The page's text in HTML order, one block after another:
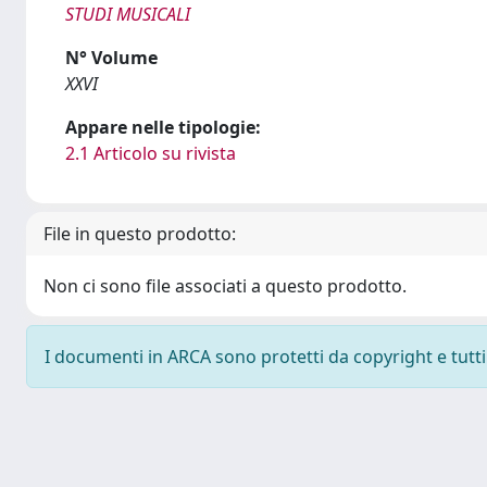
STUDI MUSICALI
N° Volume
XXVI
Appare nelle tipologie:
2.1 Articolo su rivista
File in questo prodotto:
Non ci sono file associati a questo prodotto.
I documenti in ARCA sono protetti da copyright e